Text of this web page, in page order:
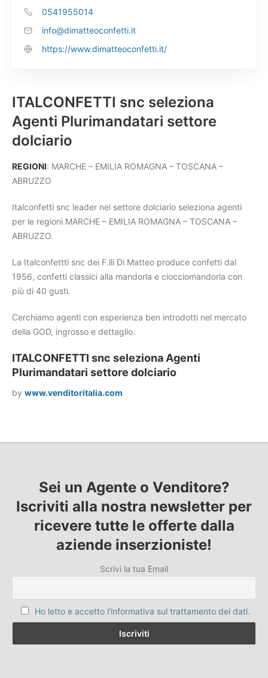
0541955014
info@dimatteoconfetti.it
https://www.dimatteoconfetti.it/
ITALCONFETTI snc seleziona
Agenti Plurimandatari settore
dolciario
REGIONI: MARCHE – EMILIA ROMAGNA – TOSCANA –
ABRUZZO
Italconfetti snc leader nel settore dolciario seleziona agenti
per le regioni MARCHE – EMILIA ROMAGNA – TOSCANA –
ABRUZZO.
La Italconfettti snc dei F.lli Di Matteo produce confetti dal
1956, confetti classici alla mandorla e ciocciomandorla con
più di 40 gusti.
Cerchiamo agenti con esperienza ben introdotti nel mercato
della GOD, ingrosso e dettaglio.
ITALCONFETTI snc seleziona Agenti
Plurimandatari settore dolciario
by www.venditoritalia.com
Sei un Agente o Venditore?
Iscriviti alla nostra newsletter per
ricevere tutte le offerte dalla
aziende inserzioniste!
Scrivi la tua Email
Ho letto e accetto l'informativa sul trattamento dei dati.